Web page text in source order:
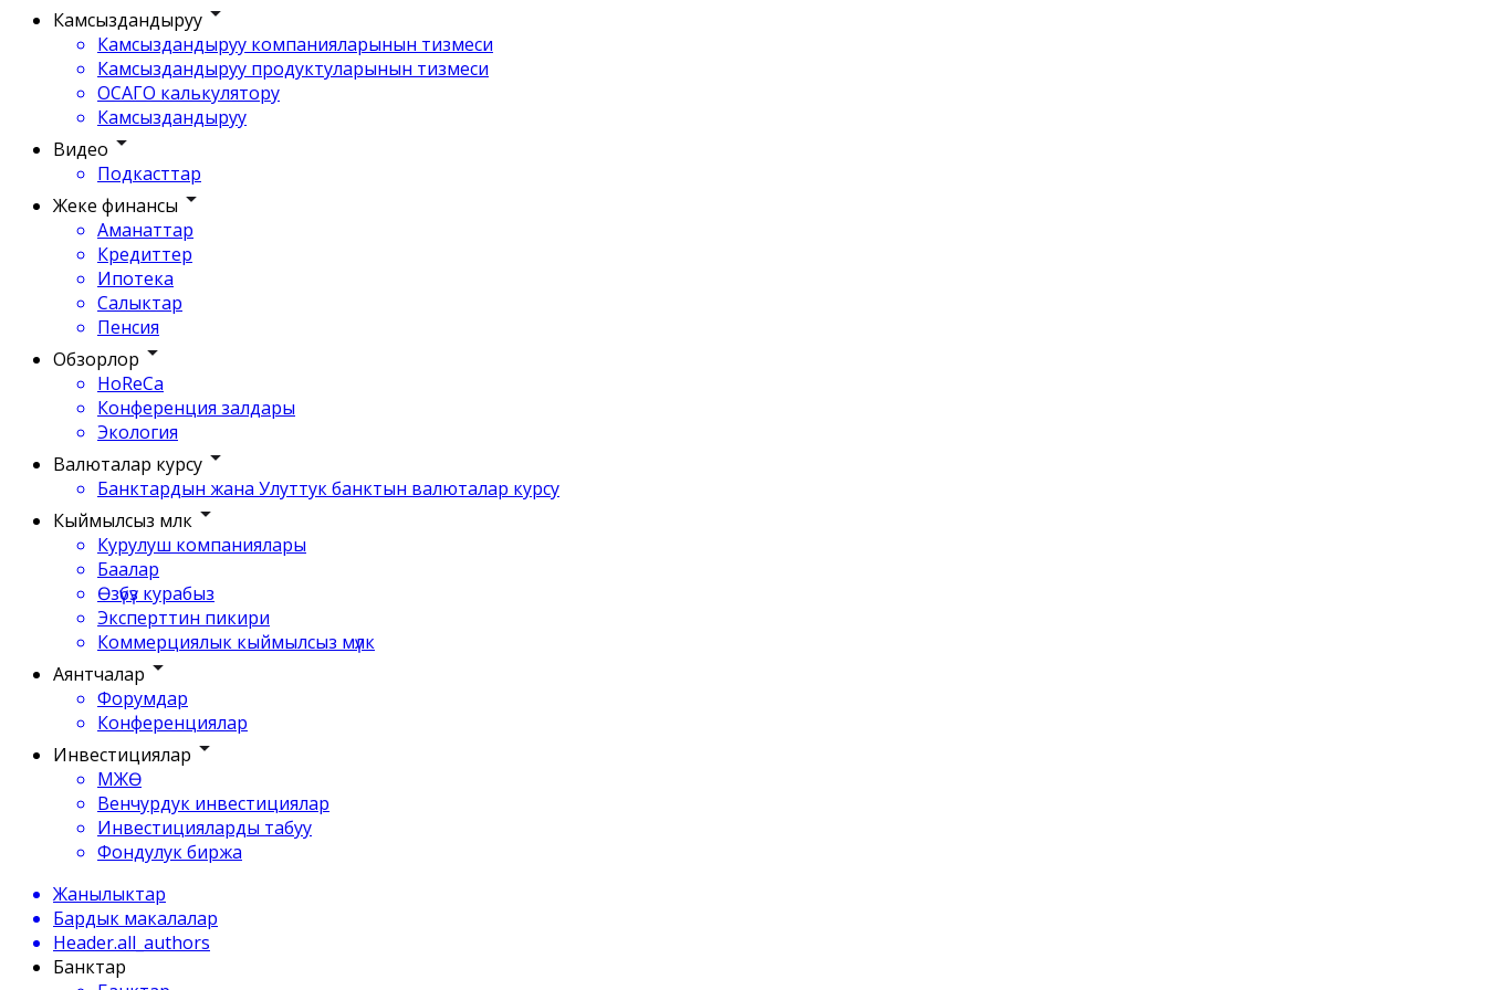
Камсыздандыруу
Камсыздандыруу компанияларынын тизмеси
Камсыздандыруу продуктуларынын тизмеси
ОСАГО калькулятору
Камсыздандыруу
Видео
Подкасттар
Жеке финансы
Аманаттар
Кредиттер
Ипотека
Салыктар
Пенсия
Обзорлор
HoReCa
Конференция залдары
Экология
Валюталар курсу
Банктардын жана Улуттук банктын валюталар курсу
Кыймылсыз мүлк
Курулуш компаниялары
Баалар
Өзүбүз курабыз
Эксперттин пикири
Коммерциялык кыймылсыз мүлк
Аянтчалар
Форумдар
Конференциялар
Инвестициялар
МЖӨ
Венчурдук инвестициялар
Инвестицияларды табуу
Фондулук биржа
Жанылыктар
Бардык макалалар
Header.all_authors
Банктар